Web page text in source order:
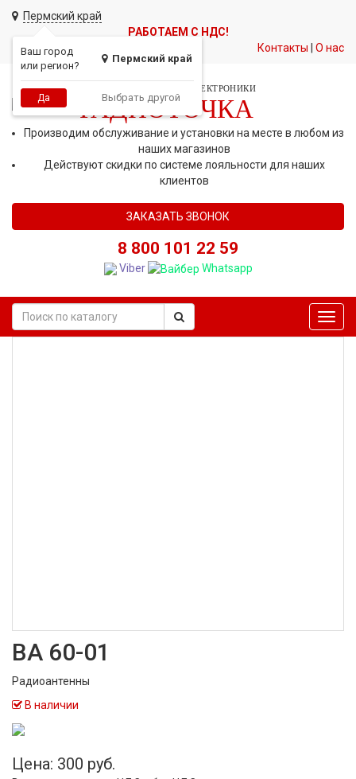
Пермский край
Ваш город
или регион?
Пермский край
Да Выбрать другой
РАБОТАЕМ С НДС!
Контакты
О нас
СЕТЬ МАГАЗИНОВ АВТОЭЛЕКТРОНИКИ
РАДИОТОЧКА
Производим обслуживание и установки на месте в любом из
наших магазинов
Действуют скидки по системе лояльности для наших
клиентов
ЗАКАЗАТЬ ЗВОНОК
8 800 101 22 59
Viber Whatsapp
ВА 60-01
Радиоантенны
В наличии
Цена: 300 руб.